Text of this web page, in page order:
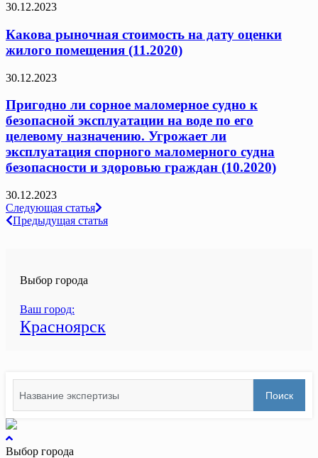
30.12.2023
Какова рыночная стоимость на дату оценки
жилого помещения (11.2020)
30.12.2023
Пригодно ли сорное маломерное судно к
безопасной эксплуатации на воде по его
целевому назначению. Угрожает ли
эксплуатация спорного маломерного судна
безопасности и здоровью граждан (10.2020)
30.12.2023
Навигация
по
Следующая статья
Предыдущая статья
Выбор города
Ваш город:
Красноярск
for:
Поиск
вернуться
к
Выбор города